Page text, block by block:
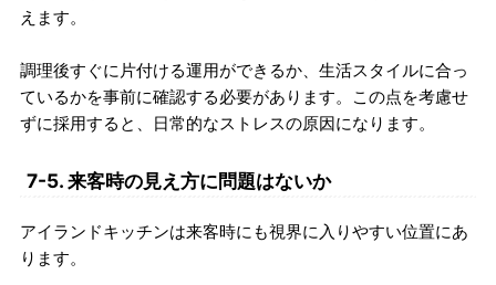
えます。
調理後すぐに片付ける運用ができるか、生活スタイルに合っ
ているかを事前に確認する必要があります。この点を考慮せ
ずに採用すると、日常的なストレスの原因になります。
7-5. 来客時の見え方に問題はないか
アイランドキッチンは来客時にも視界に入りやすい位置にあ
ります。